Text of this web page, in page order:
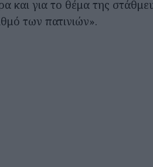
και για το θέμα της
των πατινιών».